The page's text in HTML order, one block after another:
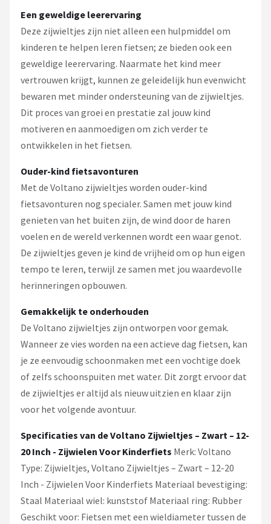
Een geweldige leerervaring
Deze zijwieltjes zijn niet alleen een hulpmiddel om
kinderen te helpen leren fietsen; ze bieden ook een
geweldige leerervaring. Naarmate het kind meer
vertrouwen krijgt, kunnen ze geleidelijk hun evenwicht
bewaren met minder ondersteuning van de zijwieltjes.
Dit proces van groei en prestatie zal jouw kind
motiveren en aanmoedigen om zich verder te
ontwikkelen in het fietsen.
Ouder-kind fietsavonturen
Met de Voltano zijwieltjes worden ouder-kind
fietsavonturen nog specialer. Samen met jouw kind
genieten van het buiten zijn, de wind door de haren
voelen en de wereld verkennen wordt een waar genot.
De zijwieltjes geven je kind de vrijheid om op hun eigen
tempo te leren, terwijl ze samen met jou waardevolle
herinneringen opbouwen.
Gemakkelijk te onderhouden
De Voltano zijwieltjes zijn ontworpen voor gemak.
Wanneer ze vies worden na een actieve dag fietsen, kan
je ze eenvoudig schoonmaken met een vochtige doek
of zelfs schoonspuiten met water. Dit zorgt ervoor dat
de zijwieltjes er altijd als nieuw uitzien en klaar zijn
voor het volgende avontuur.
Specificaties van de Voltano Zijwieltjes – Zwart – 12-
20 Inch - Zijwielen Voor Kinderfiets Merk: Voltano
Type: Zijwieltjes, Voltano Zijwieltjes – Zwart – 12-20
Inch - Zijwielen Voor Kinderfiets Materiaal bevestiging:
Staal Materiaal wiel: kunststof Materiaal ring: Rubber
Geschikt voor: Fietsen met een wieldiameter tussen de